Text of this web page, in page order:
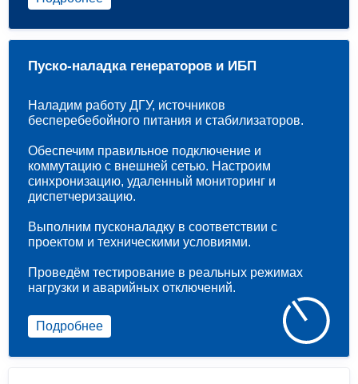
Пуско-наладка генераторов и ИБП
Наладим работу ДГУ, источников
бесперебебойного питания и стабилизаторов.
Обеспечим правильное подключение и
коммутацию с внешней сетью. Настроим
синхронизацию, удаленный мониторинг и
диспетчеризацию.
Выполним пусконаладку в соответствии с
проектом и техническими условиями.
Проведём тестирование в реальных режимах
нагрузки и аварийных отключений.
Подробнее